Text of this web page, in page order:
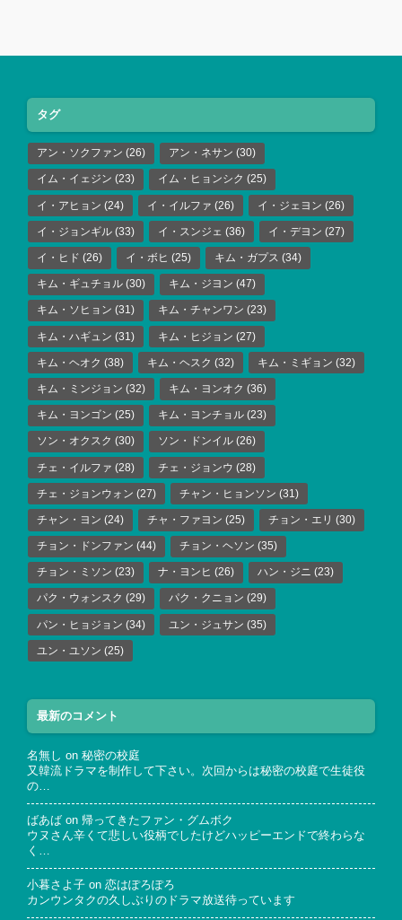
タグ
アン・ソクファン (26) アン・ネサン (30)
イム・イェジン (23) イム・ヒョンシク (25)
イ・アヒョン (24) イ・イルファ (26) イ・ジェヨン (26)
イ・ジョンギル (33) イ・スンジェ (36) イ・デヨン (27)
イ・ヒド (26) イ・ボヒ (25) キム・ガプス (34)
キム・ギュチョル (30) キム・ジヨン (47)
キム・ソヒョン (31) キム・チャンワン (23)
キム・ハギュン (31) キム・ヒジョン (27)
キム・ヘオク (38) キム・ヘスク (32) キム・ミギョン (32)
キム・ミンジョン (32) キム・ヨンオク (36)
キム・ヨンゴン (25) キム・ヨンチョル (23)
ソン・オクスク (30) ソン・ドンイル (26)
チェ・イルファ (28) チェ・ジョンウ (28)
チェ・ジョンウォン (27) チャン・ヒョンソン (31)
チャン・ヨン (24) チャ・ファヨン (25) チョン・エリ (30)
チョン・ドンファン (44) チョン・ヘソン (35)
チョン・ミソン (23) ナ・ヨンヒ (26) ハン・ジニ (23)
パク・ウォンスク (29) パク・クニョン (29)
パン・ヒョジョン (34) ユン・ジュサン (35)
ユン・ユソン (25)
最新のコメント
名無し on 秘密の校庭
又韓流ドラマを制作して下さい。次回からは秘密の校庭で生徒役
の…
ばあば on 帰ってきたファン・グムボク
ウヌさん辛くて悲しい役柄でしたけどハッピーエンドで終わらな
く…
小暮さよ子 on 恋はぽろぽろ
カンウンタクの久しぶりのドラマ放送待っています